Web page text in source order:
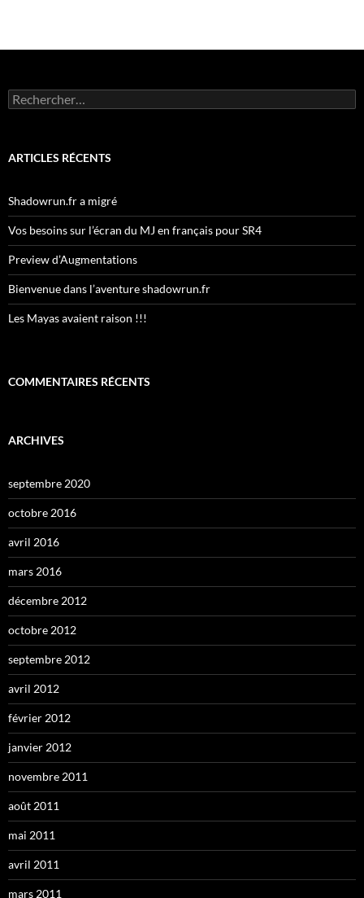
Rechercher :
ARTICLES RÉCENTS
Shadowrun.fr a migré
Vos besoins sur l’écran du MJ en français pour SR4
Preview d’Augmentations
Bienvenue dans l’aventure shadowrun.fr
Les Mayas avaient raison !!!
COMMENTAIRES RÉCENTS
ARCHIVES
septembre 2020
octobre 2016
avril 2016
mars 2016
décembre 2012
octobre 2012
septembre 2012
avril 2012
février 2012
janvier 2012
novembre 2011
août 2011
mai 2011
avril 2011
mars 2011